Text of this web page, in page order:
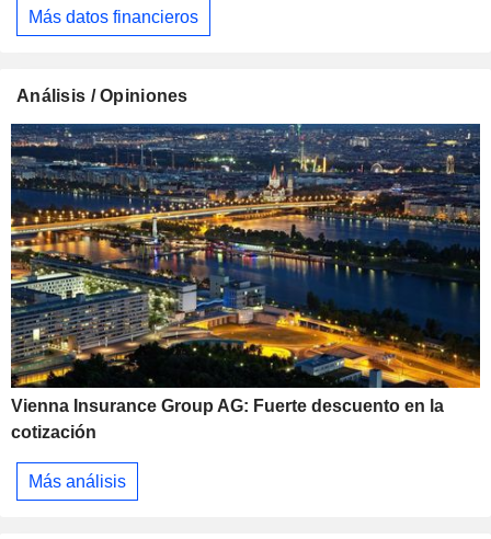
Más datos financieros
Análisis / Opiniones
Vienna Insurance Group AG: Fuerte descuento en la
cotización
Más análisis